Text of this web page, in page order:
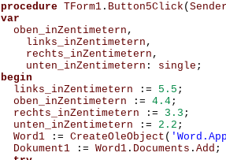
procedure TForm1 . Button5Click (
var
oben_inZentimetern ,
links_inZentimetern ,
rechts_inZentimetern ,
unten_inZentimetern : single ;
begin
links_inZentimetern
:= 5.5 ;
oben_inZentimetern
:= 4.4;
rechts_inZentimetern
:= 3.3 ;
unten_inZentimetern
:= 2.2 ;
Word1
:= CreateOleObject (
Dokument1
:= Word1 . Documents . Add ;